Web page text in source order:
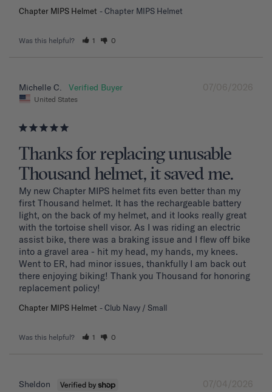
Chapter MIPS Helmet Chapter MIPS Helmet
Was this helpful? 1 0
07/06/2026
Michelle C.
United States
Thanks for replacing unusable
Thousand helmet, it saved me.
My new Chapter MIPS helmet fits even better than my
first Thousand helmet. It has the rechargeable battery
light, on the back of my helmet, and it looks really great
with the tortoise shell visor. As I was riding an electric
assist bike, there was a braking issue and I flew off bike
into a gravel area - hit my head, my hands, my knees.
Went to ER, had minor issues, thankfully I am back out
there enjoying biking! Thank you Thousand for honoring
replacement policy!
Chapter MIPS Helmet Club Navy / Small
Was this helpful? 1 0
07/04/2026
Sheldon